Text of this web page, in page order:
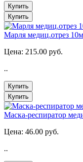
Купить
Купить
Марля медиц.отрез
Цена: 215.00 руб.
..
Купить
Купить
Маска-респиратор
Цена: 46.00 руб.
..